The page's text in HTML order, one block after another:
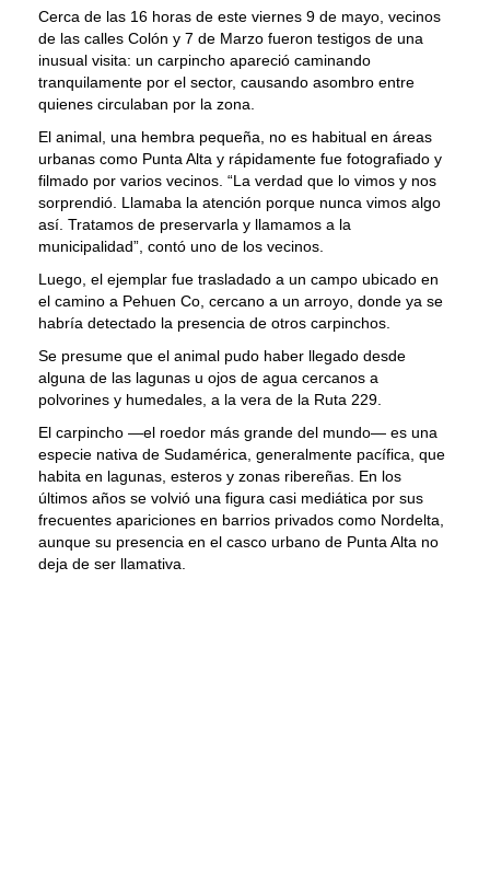
Cerca de las 16 horas de este viernes 9 de mayo, vecinos
de las calles Colón y 7 de Marzo fueron testigos de una
inusual visita: un carpincho apareció caminando
tranquilamente por el sector, causando asombro entre
quienes circulaban por la zona.
El animal, una hembra pequeña, no es habitual en áreas
urbanas como Punta Alta y rápidamente fue fotografiado y
filmado por varios vecinos. “La verdad que lo vimos y nos
sorprendió. Llamaba la atención porque nunca vimos algo
así. Tratamos de preservarla y llamamos a la
municipalidad”, contó uno de los vecinos.
Luego, el ejemplar fue trasladado a un campo ubicado en
el camino a Pehuen Co, cercano a un arroyo, donde ya se
habría detectado la presencia de otros carpinchos.
Se presume que el animal pudo haber llegado desde
alguna de las lagunas u ojos de agua cercanos a
polvorines y humedales, a la vera de la Ruta 229.
El carpincho —el roedor más grande del mundo— es una
especie nativa de Sudamérica, generalmente pacífica, que
habita en lagunas, esteros y zonas ribereñas. En los
últimos años se volvió una figura casi mediática por sus
frecuentes apariciones en barrios privados como Nordelta,
aunque su presencia en el casco urbano de Punta Alta no
deja de ser llamativa.